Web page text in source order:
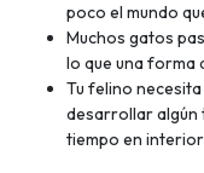
poco el mundo
Muchos gatos
lo que una forma
Tu felino
desarrollar algún
tiempo en